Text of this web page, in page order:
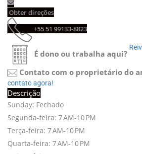
Obter direções
+55 51 99133-8823
É dono ou trabalha aqui?
Contato com o proprietário do
contato agora!
Descrição
Sunday: Fechado
Segunda-feira: 7 AM-10 PM
Terça-feira: 7 AM-10 PM
Quarta-feira: 7 AM-10 PM